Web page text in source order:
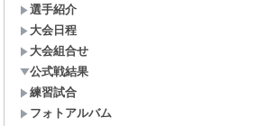
選手紹介
大会日程
大会組合せ
公式戦結果
練習試合
フォトアルバム